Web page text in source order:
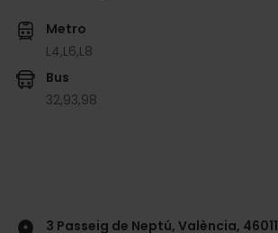
Metro
L4,L6,L8
Bus
32,93,98
3 Passeig de Neptú, València, 46011